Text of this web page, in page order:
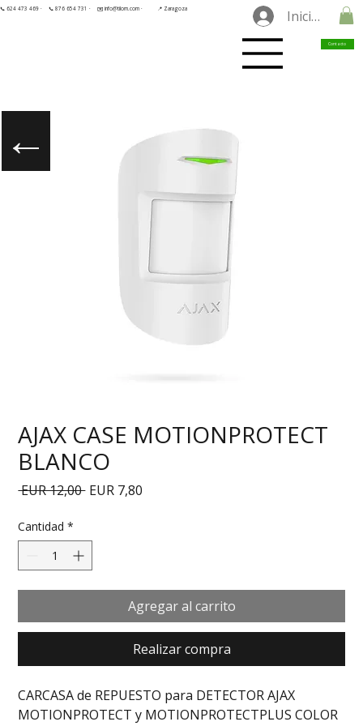
📞 624 473 469 · 📞 876 654 731 · ✉️ info@tilorn.com · 📍 Zaragoza Iniciar
Contacto
AJAX CASE MOTIONPROTECT
BLANCO
EUR 12,00 Precio
EUR 7,80
Cantidad *
Agregar al carrito
Realizar compra
CARCASA de REPUESTO para DETECTOR AJAX
MOTIONPROTECT y MOTIONPROTECTPLUS COLOR
←